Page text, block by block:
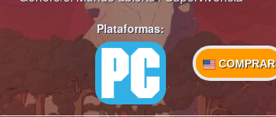
Plataformas:
COMPRAR